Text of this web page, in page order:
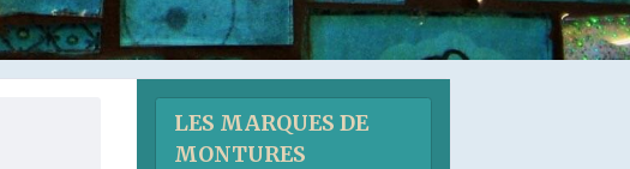
LES MARQUES DE
MONTURES